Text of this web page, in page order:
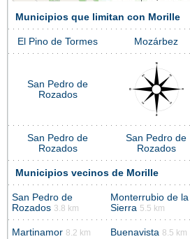
Municipios que limitan con Morille
El Pino de Tormes Mozárbez
San Pedro de
Rozados
San Pedro de
Rozados
San Pedro de
Rozados
Municipios vecinos de Morille
San Pedro de
Rozados 3.8 km
Monterrubio de la
Sierra 5.5 km
Martinamor 8.2 km Buenavista 8.5 km